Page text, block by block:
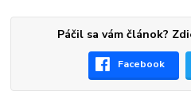
Páčil sa vám článok?
Facebook